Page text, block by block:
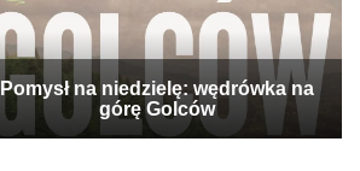
Pomysł na niedzielę: wędrówka na
górę Golców